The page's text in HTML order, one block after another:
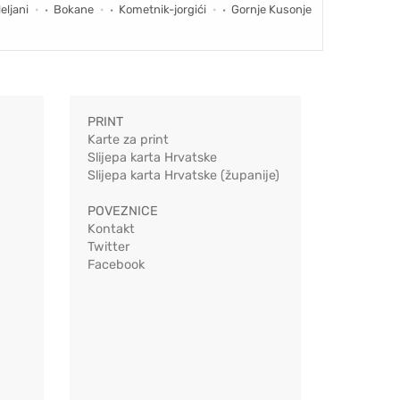
Bokane Kometnik-jorgići Gornje Kusonje
PRINT
Karte za print
Slijepa karta Hrvatske
Slijepa karta Hrvatske (županije)
POVEZNICE
Kontakt
Twitter
Facebook